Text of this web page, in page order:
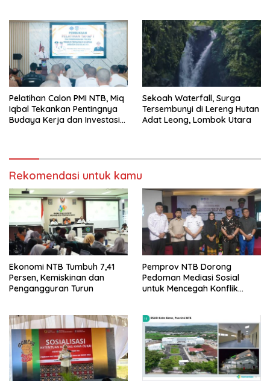
Pelatihan Calon PMI NTB, Miq
Iqbal Tekankan Pentingnya
Budaya Kerja dan Investasi
Sekoah Waterfall, Surga
Tersembunyi di Lereng Hutan
Adat Leong, Lombok Utara
Rekomendasi untuk kamu
Ekonomi NTB Tumbuh 7,41
Persen, Kemiskinan dan
Pengangguran Turun
Pemprov NTB Dorong
Pedoman Mediasi Sosial
untuk Mencegah Konflik